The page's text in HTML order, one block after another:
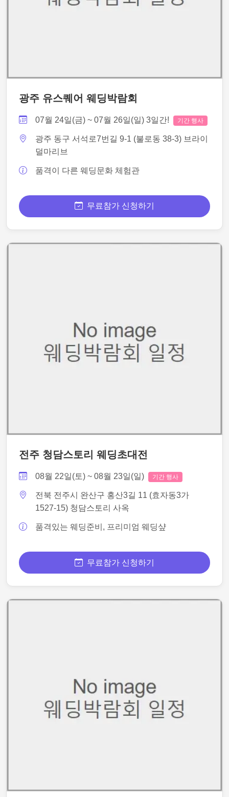
광주 유스퀘어 웨딩박람회
07월 24일(금) ~ 07월 26일(일) 3일간! 기간 행사
광주 동구 서석로7번길 9-1 (불로동 38-3) 브라이
덜마리브
품격이 다른 웨딩문화 체험관
무료참가 신청하기
전주 청담스토리 웨딩초대전
08월 22일(토) ~ 08월 23일(일) 기간 행사
전북 전주시 완산구 홍산3길 11 (효자동3가
1527-15) 청담스토리 사옥
품격있는 웨딩준비, 프리미엄 웨딩샾
무료참가 신청하기